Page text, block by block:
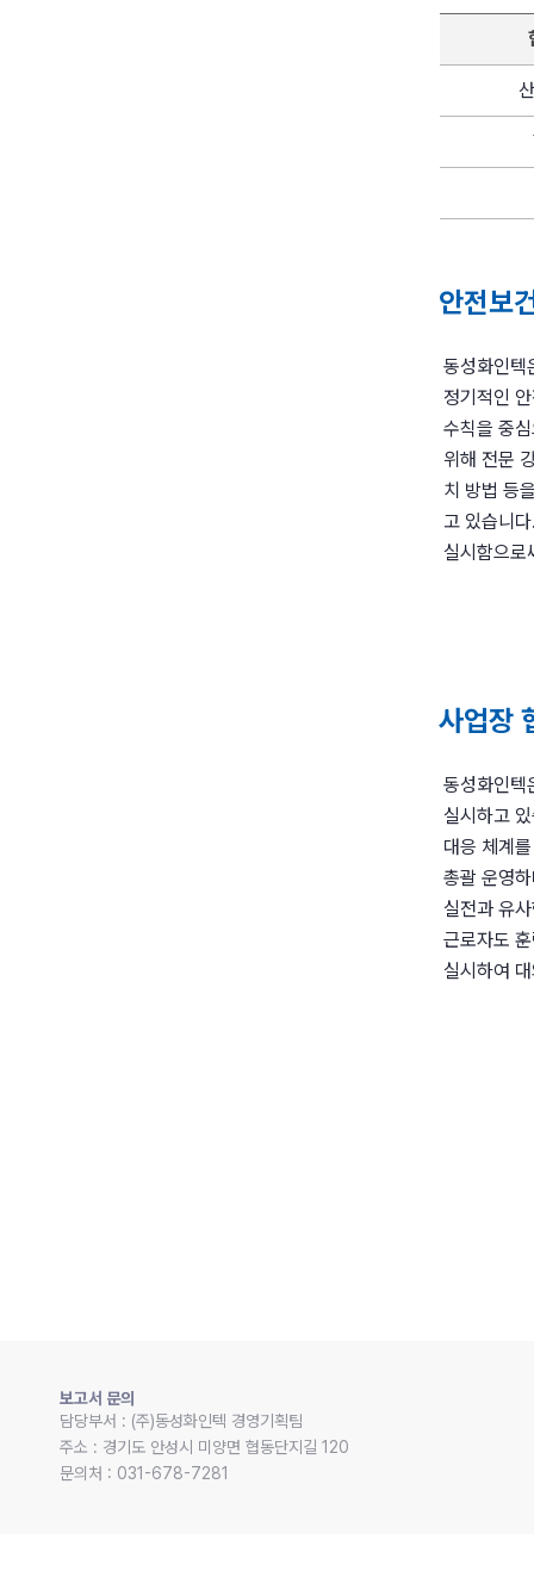
안전보
동성화인텍
정기적인
수칙을 중
위해 전문
치 방법 등
고 있습니
실시함으로
사업장
동성화인텍
실시하고
대응 체계
총괄 운영
실전과 유
근로자도
실시하여
보고서 문의
담당부서 : (주)동성화인텍 경영기획팀
주소 : 경기도 안성시 미양면 협동단지길 120
문의처 : 031-678-7281